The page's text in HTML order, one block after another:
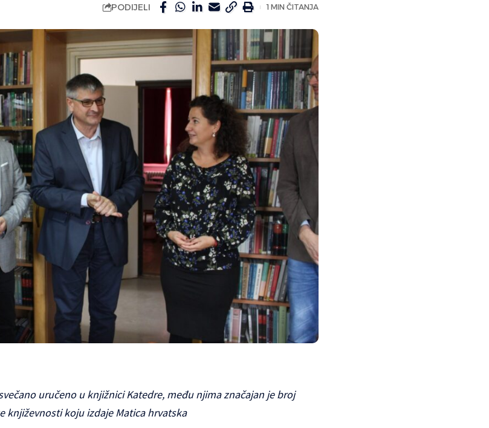
PODIJELI 1 MIN ČITANJA
uručeno u knjižnici Katedre, među njima značajan je broj
književnosti koju izdaje Matica hrvatska